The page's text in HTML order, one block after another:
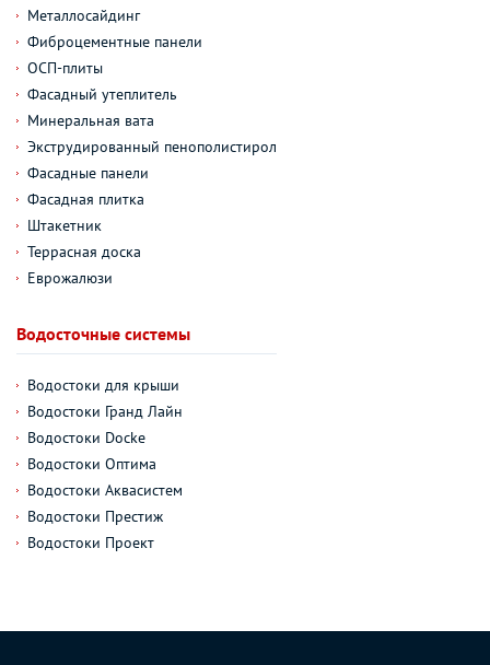
Металлосайдинг
Фиброцементные панели
ОСП-плиты
Фасадный утеплитель
Минеральная вата
Экструдированный пенополистирол
Фасадные панели
Фасадная плитка
Штакетник
Террасная доска
Еврожалюзи
Водосточные системы
Водостоки для крыши
Водостоки Гранд Лайн
Водостоки Docke
Водостоки Оптима
Водостоки Аквасистем
Водостоки Престиж
Водостоки Проект